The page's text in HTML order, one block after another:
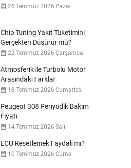
26 Temmuz 2026 Pazar
Chip Tuning Yakıt Tüketimini
Gerçekten Düşürür mü?
22 Temmuz 2026 Çarşamba
Atmosferik ile Turbolu Motor
Arasındaki Farklar
18 Temmuz 2026 Cumartesi
Peugeot 308 Periyodik Bakım
Fiyatı
14 Temmuz 2026 Salı
ECU Resetlemek Faydalı mı?
10 Temmuz 2026 Cuma